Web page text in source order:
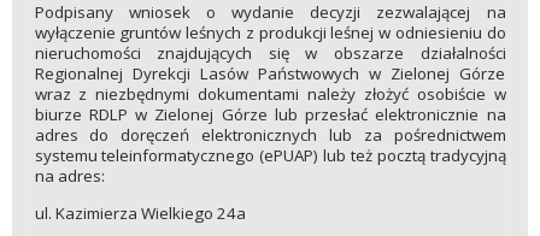
Podpisany wniosek o wydanie decyzji zezwalającej na
wyłączenie gruntów leśnych z produkcji leśnej w odniesieniu do
nieruchomości znajdujących się w obszarze działalności
Regionalnej Dyrekcji Lasów Państwowych w Zielonej Górze
wraz z niezbędnymi dokumentami należy złożyć osobiście w
biurze RDLP w Zielonej Górze lub przesłać elektronicznie na
adres do doręczeń elektronicznych lub za pośrednictwem
systemu teleinformatycznego (ePUAP) lub też pocztą tradycyjną
na adres:
ul. Kazimierza Wielkiego 24a